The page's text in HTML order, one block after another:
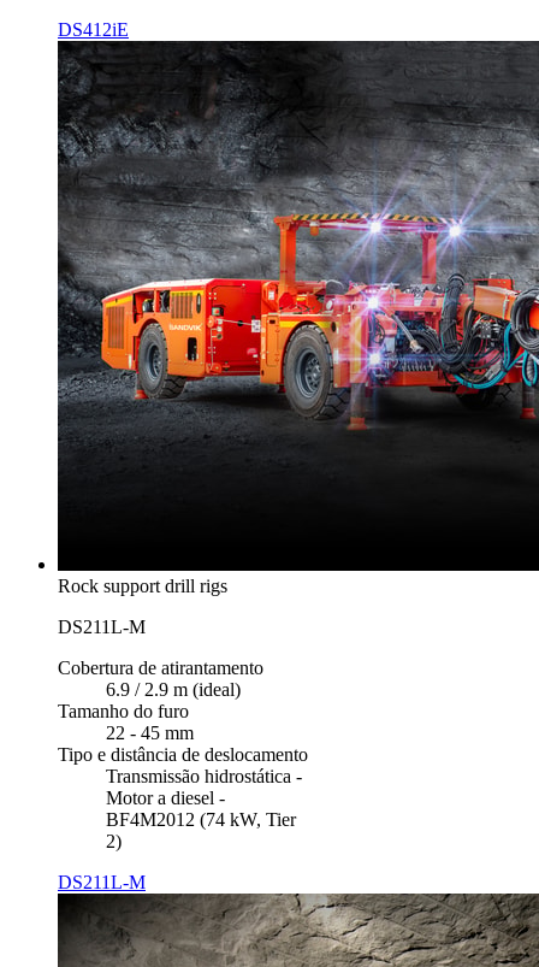
DS412iE
Rock support drill rigs
DS211L-M
Cobertura de atirantamento
6.9 / 2.9 m (ideal)
Tamanho do furo
22 - 45 mm
Tipo e distância de deslocamento
Transmissão hidrostática -
Motor a diesel -
BF4M2012 (74 kW, Tier
2)
DS211L-M